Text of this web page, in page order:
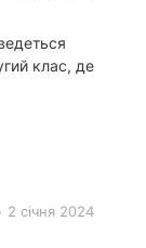
клас, де
2 січня 2024